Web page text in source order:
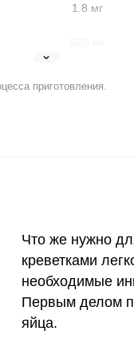
1.8 мг
10 мкг
15 мг
приготовления.
Что же нужно
креветками
необходимые
Первым делом
яйца.
с